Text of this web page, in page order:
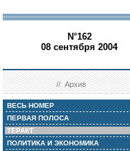
N°162
08 сентября 2004
//Архив
ВЕСЬ НОМЕР
ПЕРВАЯ ПОЛОСА
ТЕРАКТ
ПОЛИТИКА И ЭКОНОМИКА